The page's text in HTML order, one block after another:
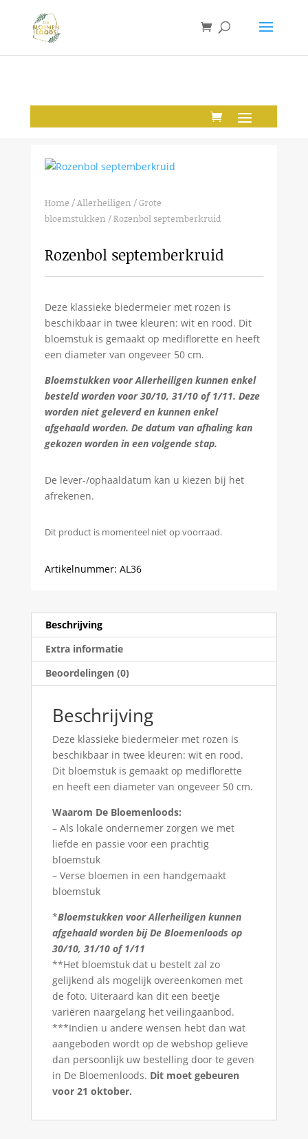
Home /Allerheiligen /Grote
bloemstukken / Rozenbol septemberkruid
Rozenbol septemberkruid
Deze klassieke biedermeier met rozen is
beschikbaar in twee kleuren: wit en rood. Dit
bloemstuk is gemaakt op mediflorette en heeft
een diameter van ongeveer 50 cm.
Bloemstukken voor Allerheiligen kunnen enkel
besteld worden voor 30/10, 31/10 of 1/11. Deze
worden niet geleverd en kunnen enkel
afgehaald worden. De datum van afhaling kan
gekozen worden in een volgende stap.
De lever-/ophaaldatum kan u kiezen bij het
afrekenen.
Dit product is momenteel niet op voorraad.
Artikelnummer: AL36
Beschrijving
Extra informatie
Beoordelingen (0)
Beschrijving
Deze klassieke biedermeier met rozen is
beschikbaar in twee kleuren: wit en rood.
Dit bloemstuk is gemaakt op mediflorette
en heeft een diameter van ongeveer 50 cm.
Waarom De Bloemenloods:
– Als lokale ondernemer zorgen we met
liefde en passie voor een prachtig
bloemstuk
– Verse bloemen in een handgemaakt
bloemstuk
*Bloemstukken voor Allerheiligen kunnen
afgehaald worden bij De Bloemenloods op
30/10, 31/10 of 1/11
**Het bloemstuk dat u bestelt zal zo
gelijkend als mogelijk overeenkomen met
de foto. Uiteraard kan dit een beetje
variëren naargelang het veilingaanbod.
***Indien u andere wensen hebt dan wat
aangeboden wordt op de webshop gelieve
dan persoonlijk uw bestelling door te geven
in De Bloemenloods. Dit moet gebeuren
voor 21 oktober.